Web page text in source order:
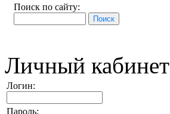
Поиск по сайту:
Личный кабинет
Логин:
Пароль: